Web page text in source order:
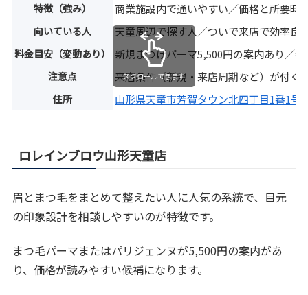
特徴（強み） 商業施設内で通いやすい／価格と所要時
向いている人 天童周辺で探す人／ついで来店で効率良
料金目安（変動あり） 新規まつげパーマ5,500円の案内あり／
注意点 来店条件（新規・来店周期など）が付く
住所 山形県天童市芳賀タウン北四丁目1番1号
スクロールできます
ロレインブロウ山形天童店
眉とまつ毛をまとめて整えたい人に人気の系統で、目元
の印象設計を相談しやすいのが特徴です。
まつ毛パーマまたはパリジェンヌが5,500円の案内があ
り、価格が読みやすい候補になります。